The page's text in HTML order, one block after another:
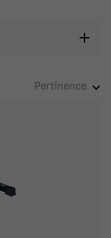
Pertinence